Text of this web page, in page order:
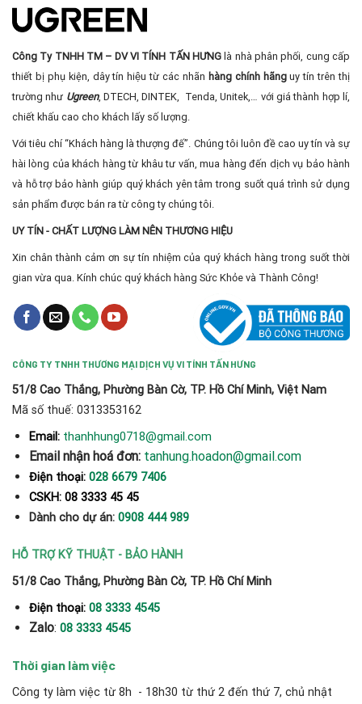
Công Ty TNHH TM – DV VI TÍNH TẤN HƯNGlà nhà phân phối, cung cấp
thiết bị phụ kiện, dây tín hiệu từ các nhãn hàng chính hãnguy tín trên thị
trường như Ugreen, DTECH, DINTEK, Tenda, Unitek,… với giá thành hợp lí,
chiết khấu cao cho khách lấy số lượng.
Với tiêu chí “Khách hàng là thượng đế”. Chúng tôi luôn đề cao uy tín và sự
hài lòng của khách hàng từ khâu tư vấn, mua hàng đến dịch vụ bảo hành
và hỗ trợ bảo hành giúp quý khách yên tâm trong suốt quá trình sử dụng
sản phẩm được bán ra từ công ty chúng tôi.
UY TÍN - CHẤT LƯỢNG LÀM NÊN THƯƠNG HIỆU
Xin chân thành cảm ơn sự tín nhiệm của quý khách hàng trong suốt thời
gian vừa qua. Kính chúc quý khách hàng Sức Khỏe và Thành Công!
CÔNG TY TNHH THƯƠNG MẠI DỊCH VỤ VI TÍNH TẤN HƯNG
51/8 Cao Thắng, Phường Bàn Cờ, TP. Hồ Chí Minh, Việt Nam
Mã số thuế: 0313353162
Email: thanhhung0718@gmail.com
Email nhận hoá đơn: tanhung.hoadon@gmail.com
Điện thoại: 028 6679 7406
CSKH: 08 3333 45 45
Dành cho dự án: 0908 444 989
HỖ TRỢ KỸ THUẬT - BẢO HÀNH
51/8 Cao Thắng, Phường Bàn Cờ, TP. Hồ Chí Minh
Điện thoại: 08 3333 4545
Zalo: 08 3333 4545
Thời gian làm việc
Công ty làm việc từ 8h - 18h30 từ thứ 2 đến thứ 7, chủ nhật